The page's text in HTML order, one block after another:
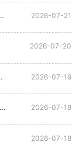
2026-07-21
2026-07-20
2026-07-19
2026-07-18
2026-07-18